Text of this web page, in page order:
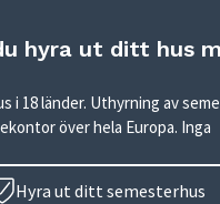
hyra ut ditt hus
i 18 länder. Uthyrning av
över hela Europa. Inga
Hyra ut ditt semesterhus